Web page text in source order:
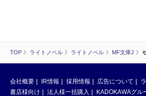
TOP ライトノベル ライトノベル MF文庫J
会社概要 IR情報 採用情報 広告について
書店様向け
法人様一括購入
KADOKAWAグル